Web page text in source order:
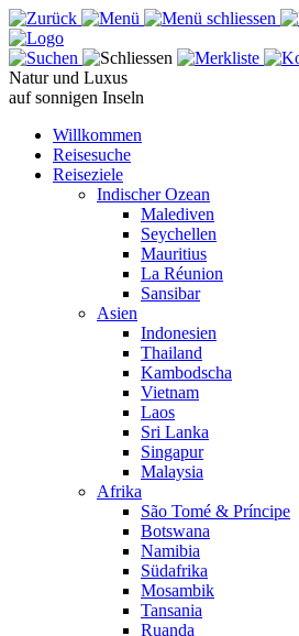
Natur und Luxus
auf sonnigen Inseln
Willkommen
Reisesuche
Reiseziele
Indischer Ozean
Malediven
Seychellen
Mauritius
La Réunion
Sansibar
Asien
Indonesien
Thailand
Kambodscha
Vietnam
Laos
Sri Lanka
Singapur
Malaysia
Afrika
São Tomé & Príncipe
Botswana
Namibia
Südafrika
Mosambik
Tansania
Ruanda